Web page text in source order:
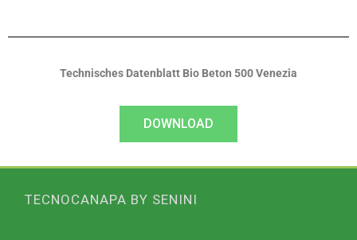
Technisches Datenblatt Bio Beton 500 Venezia
DOWNLOAD
TECNOCANAPA BY SENINI